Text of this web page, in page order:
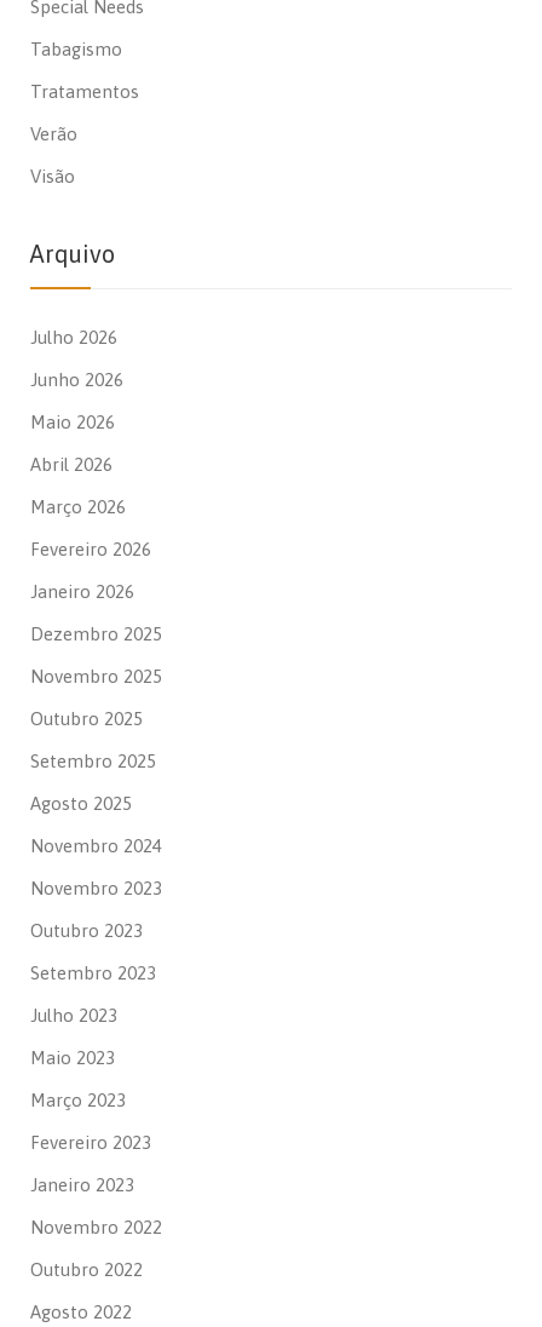
Special Needs
Tabagismo
Tratamentos
Verão
Visão
Arquivo
Julho 2026
Junho 2026
Maio 2026
Abril 2026
Março 2026
Fevereiro 2026
Janeiro 2026
Dezembro 2025
Novembro 2025
Outubro 2025
Setembro 2025
Agosto 2025
Novembro 2024
Novembro 2023
Outubro 2023
Setembro 2023
Julho 2023
Maio 2023
Março 2023
Fevereiro 2023
Janeiro 2023
Novembro 2022
Outubro 2022
Agosto 2022